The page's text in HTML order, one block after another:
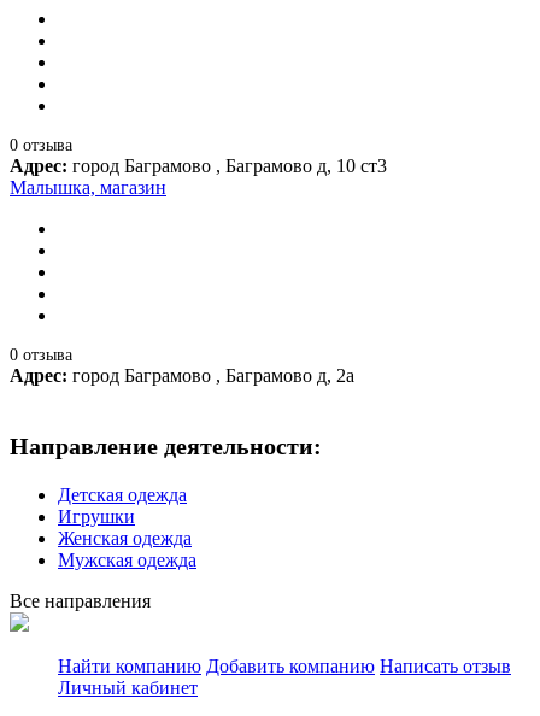
0 отзыва
Адрес: город Баграмово , Баграмово д, 10 ст3
Малышка, магазин
0 отзыва
Адрес: город Баграмово , Баграмово д, 2а
Направление деятельности:
Детская одежда
Игрушки
Женская одежда
Мужская одежда
Все направления
Найти компанию Добавить компанию Написать отзыв
Личный кабинет